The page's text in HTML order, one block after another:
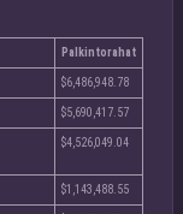
Palkintorahat
$6,486,948.78
$5,690,417.57
$4,526,049.04
$1,143,488.55